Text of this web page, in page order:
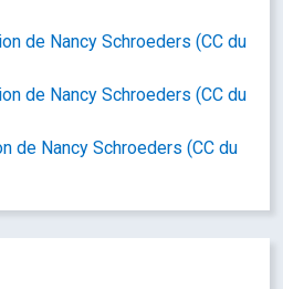
de Nancy Schroeders (CC du
de Nancy Schroeders (CC du
de Nancy Schroeders (CC du